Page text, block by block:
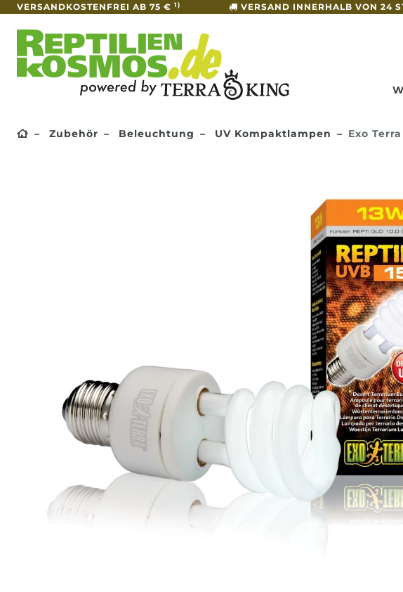
VERSANDKOSTENFREI AB 75 € 1) VERSAND INNERHALB VON 24
Zubehör Beleuchtung UV Kompaktlampen Exo